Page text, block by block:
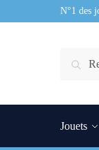
N°1 des
Jouets